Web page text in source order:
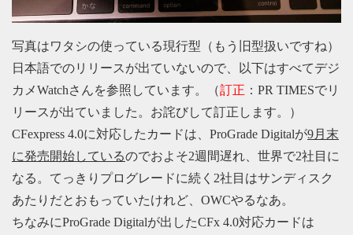
写真はワタシの使っている現行型（もう旧型扱いですね）
日本語でのリリースが出ていないので、以下はすべてデジ
カメWatchさんを参照しています。（訂正 ：PR TIMESでリ
リースが出ていました。お詫びして訂正します。）
CFexpress 4.0に対応したカードは、ProGrade Digitalが9月末
に発売開始しているのでおよそ2週間遅れ、世界で2社目に
なる。てっきりプログレードに続く2社目はサンディスク
あたりだとおもっていたけれど、OWCやるなあ。
ちなみにProGrade Digitalが出したCFx 4.0対応カードは